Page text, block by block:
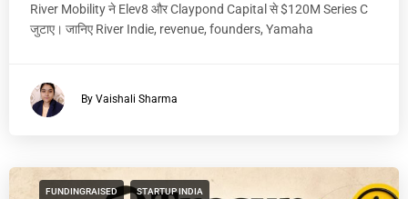
River Mobility ने Elev8 और Claypond Capital से $120M Series C
जुटाए। जानिए River Indie, revenue, founders, Yamaha
By Vaishali Sharma
FUNDINGRAISED STARTUP INDIA